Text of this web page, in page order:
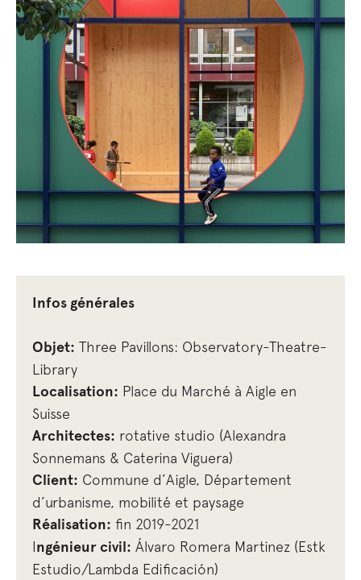
Infos générales
Objet: Three Pavillons: Observatory-Theatre-
Library
Localisation: Place du Marché à Aigle en
Suisse
Architectes: rotative studio (Alexandra
Sonnemans & Caterina Viguera)
Client: Commune d’Aigle, Département
d’urbanisme, mobilité et paysage
Réalisation: fin 2019-2021
Ingénieur civil: Álvaro Romera Martinez (Estk
Estudio/Lambda Edificación)